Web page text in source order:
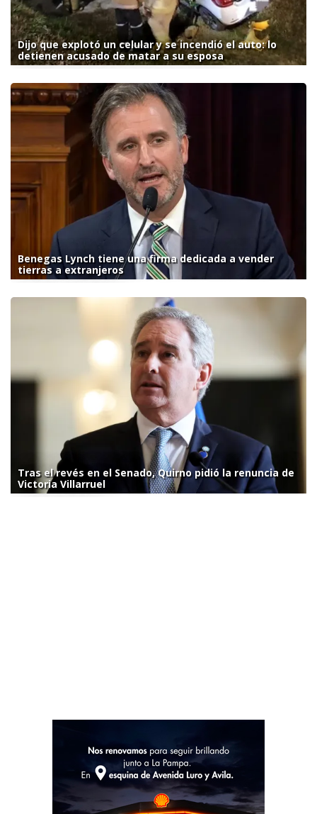
Dijo que explotó un celular y se incendió el auto: lo
detienen acusado de matar a su esposa
Benegas Lynch tiene una firma dedicada a vender
tierras a extranjeros
Tras el revés en el Senado, Quirno pidió la renuncia de
Victoria Villarruel